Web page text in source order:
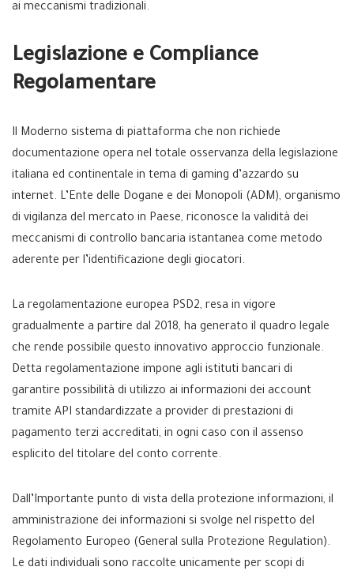
ai meccanismi tradizionali.
Legislazione e Compliance
Regolamentare
Il Moderno sistema di piattaforma che non richiede
documentazione opera nel totale osservanza della legislazione
italiana ed continentale in tema di gaming d’azzardo su
internet. L’Ente delle Dogane e dei Monopoli (ADM), organismo
di vigilanza del mercato in Paese, riconosce la validità dei
meccanismi di controllo bancaria istantanea come metodo
aderente per l’identificazione degli giocatori.
La regolamentazione europea PSD2, resa in vigore
gradualmente a partire dal 2018, ha generato il quadro legale
che rende possibile questo innovativo approccio funzionale.
Detta regolamentazione impone agli istituti bancari di
garantire possibilità di utilizzo ai informazioni dei account
tramite API standardizzate a provider di prestazioni di
pagamento terzi accreditati, in ogni caso con il assenso
esplicito del titolare del conto corrente.
Dall’Importante punto di vista della protezione informazioni, il
amministrazione dei informazioni si svolge nel rispetto del
Regolamento Europeo (General sulla Protezione Regulation).
Le dati individuali sono raccolte unicamente per scopi di